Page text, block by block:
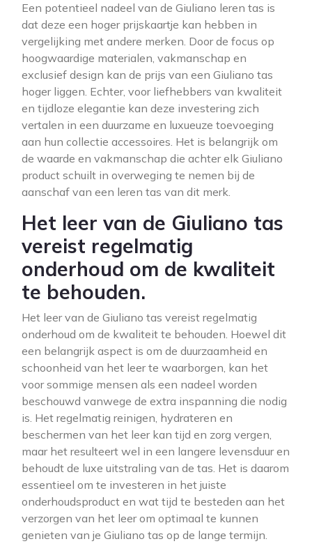
Een potentieel nadeel van de Giuliano leren tas is
dat deze een hoger prijskaartje kan hebben in
vergelijking met andere merken. Door de focus op
hoogwaardige materialen, vakmanschap en
exclusief design kan de prijs van een Giuliano tas
hoger liggen. Echter, voor liefhebbers van kwaliteit
en tijdloze elegantie kan deze investering zich
vertalen in een duurzame en luxueuze toevoeging
aan hun collectie accessoires. Het is belangrijk om
de waarde en vakmanschap die achter elk Giuliano
product schuilt in overweging te nemen bij de
aanschaf van een leren tas van dit merk.
Het leer van de Giuliano tas
vereist regelmatig
onderhoud om de kwaliteit
te behouden.
Het leer van de Giuliano tas vereist regelmatig
onderhoud om de kwaliteit te behouden. Hoewel dit
een belangrijk aspect is om de duurzaamheid en
schoonheid van het leer te waarborgen, kan het
voor sommige mensen als een nadeel worden
beschouwd vanwege de extra inspanning die nodig
is. Het regelmatig reinigen, hydrateren en
beschermen van het leer kan tijd en zorg vergen,
maar het resulteert wel in een langere levensduur en
behoudt de luxe uitstraling van de tas. Het is daarom
essentieel om te investeren in het juiste
onderhoudsproduct en wat tijd te besteden aan het
verzorgen van het leer om optimaal te kunnen
genieten van je Giuliano tas op de lange termijn.